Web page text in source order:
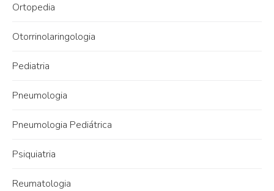
Ortopedia
Otorrinolaringologia
Pediatria
Pneumologia
Pneumologia Pediátrica
Psiquiatria
Reumatologia